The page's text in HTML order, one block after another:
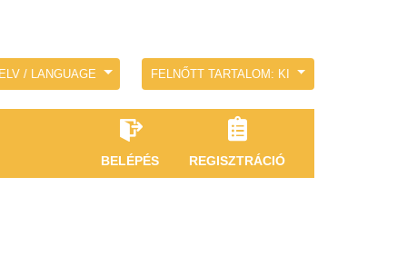
/ LANGUAGE FELNŐTT TARTALOM: KI
BELÉPÉS REGISZTRÁCIÓ